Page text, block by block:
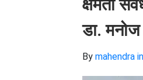
क्षमता
डा. मनोज
By mahendra